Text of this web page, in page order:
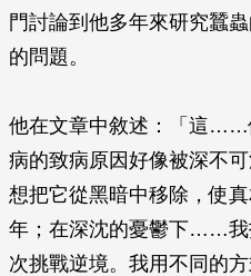
門討論到他多年來研究蠶
的問題。
他在文章中敘述：「這……
病的致病原因好像被深不
想把它從黑暗中移除，使
年；在深沈的憂鬱下……我
次挑戰逆境。我用不同的